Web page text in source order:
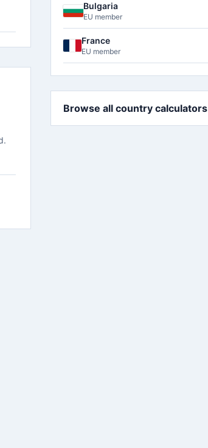
Bulgaria
EU member
France
EU member
Browse all country calculators